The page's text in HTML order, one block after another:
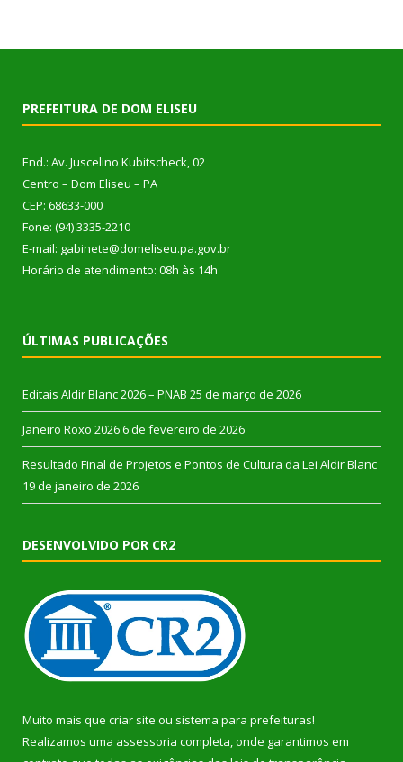
PREFEITURA DE DOM ELISEU
End.: Av. Juscelino Kubitscheck, 02
Centro – Dom Eliseu – PA
CEP: 68633-000
Fone: (94) 3335-2210
E-mail: gabinete@domeliseu.pa.gov.br
Horário de atendimento: 08h às 14h
ÚLTIMAS PUBLICAÇÕES
Editais Aldir Blanc 2026 – PNAB 25 de março de 2026
Janeiro Roxo 2026 6 de fevereiro de 2026
Resultado Final de Projetos e Pontos de Cultura da Lei Aldir Blanc
19 de janeiro de 2026
DESENVOLVIDO POR CR2
Muito mais que criar site ou sistema para prefeituras!
Realizamos uma assessoria completa, onde garantimos em